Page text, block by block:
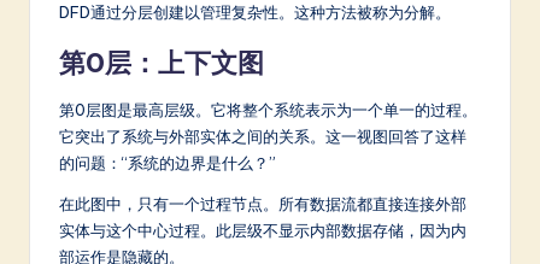
DFD通过分层创建以管理复杂性。这种方法被称为分解。
第0层：上下文图
第0层图是最高层级。它将整个系统表示为一个单一的过程。
它突出了系统与外部实体之间的关系。这一视图回答了这样
的问题：“系统的边界是什么？”
在此图中，只有一个过程节点。所有数据流都直接连接外部
实体与这个中心过程。此层级不显示内部数据存储，因为内
部运作是隐藏的。